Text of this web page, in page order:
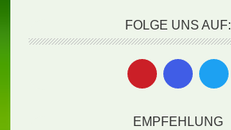
FOLGE UNS AUF:
EMPFEHLUNG